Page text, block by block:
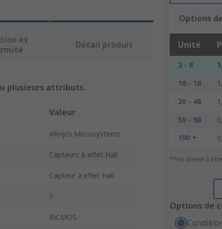
Options
Unité
2 - 8
10 - 18
20 - 48
50 - 98
100 +
*Prix donné à
Options de
et
Détail produit
plusieurs attributs.
Valeur
Allegro Microsystems
Capteurs à effet Hall
Capteur à effet Hall
1
BiCMOS